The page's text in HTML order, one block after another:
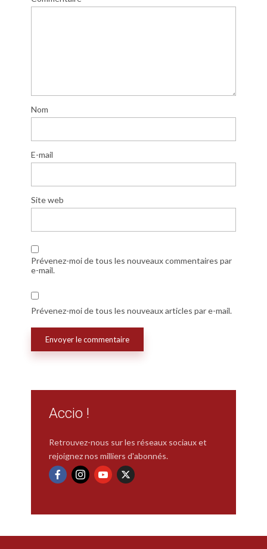
Nom
E-mail
Site web
Prévenez-moi de tous les nouveaux commentaires par
e-mail.
Prévenez-moi de tous les nouveaux articles par e-mail.
Accio !
Retrouvez-nous sur les réseaux sociaux et
rejoignez nos milliers d'abonnés.